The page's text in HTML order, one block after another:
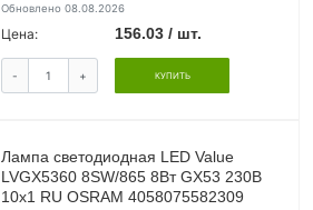
Обновлено 08.08.2026
Цена: 156.03 / шт.
- + КУПИТЬ
Лампа светодиодная LED Value
LVGX5360 8SW/865 8Вт GX53 230В
10х1 RU OSRAM 4058075582309